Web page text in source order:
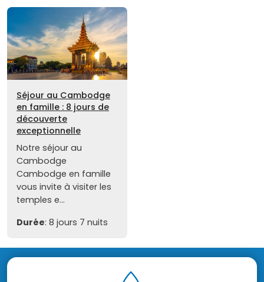
Séjour au Cambodge
en famille : 8 jours de
découverte
exceptionnelle
Notre séjour au
Cambodge
Cambodge en famille
vous invite à visiter les
temples e...
Durée: 8 jours 7 nuits